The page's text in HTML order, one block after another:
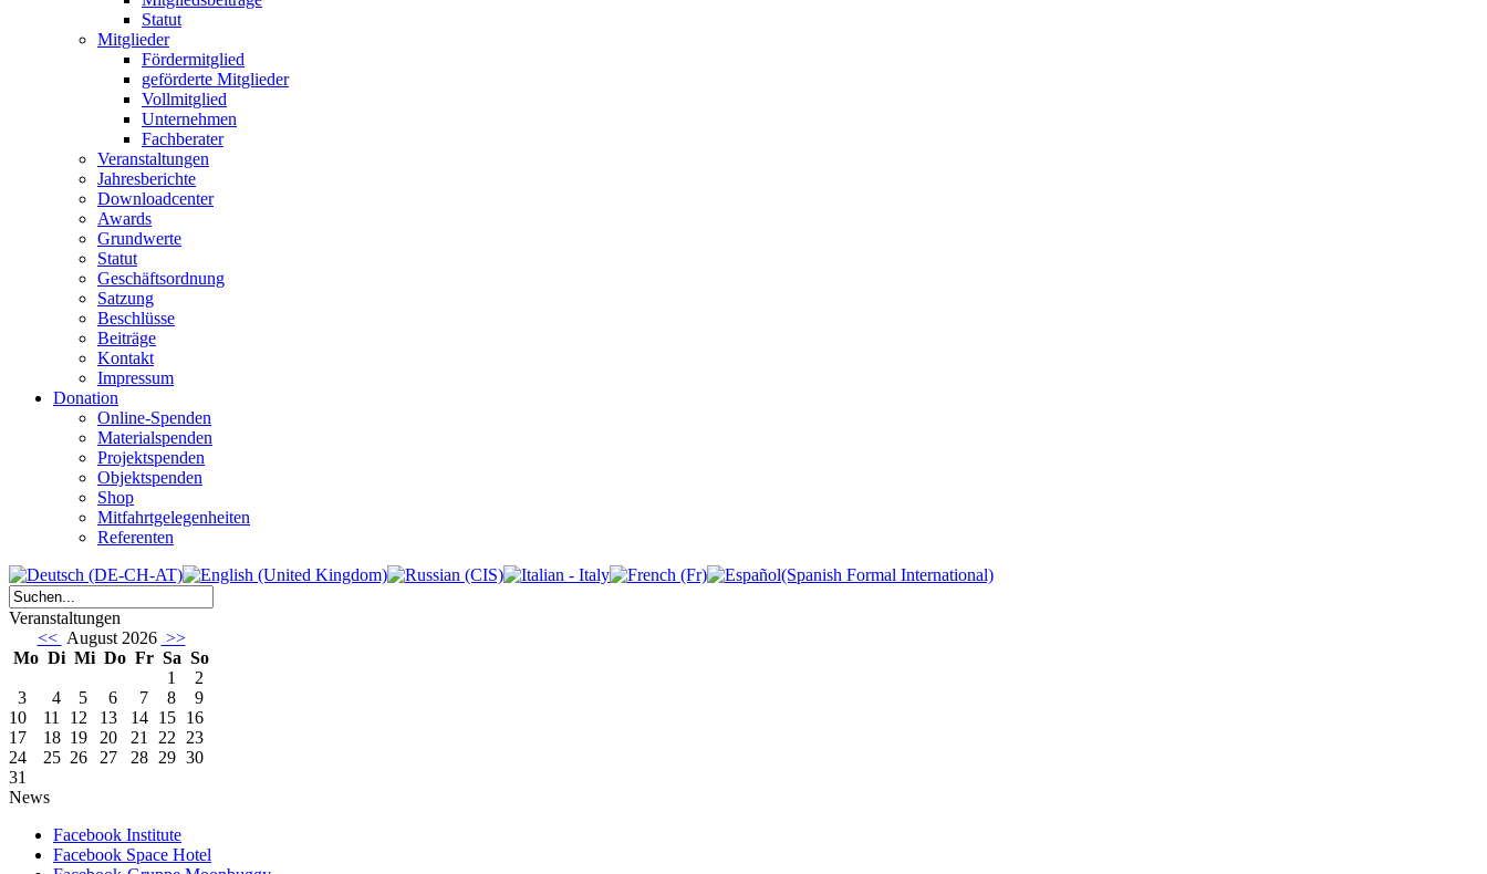
Statut
Mitglieder
Fördermitglied
geförderte Mitglieder
Vollmitglied
Unternehmen
Fachberater
Veranstaltungen
Jahresberichte
Downloadcenter
Awards
Grundwerte
Statut
Geschäftsordnung
Satzung
Beschlüsse
Beiträge
Kontakt
Impressum
Donation
Online-Spenden
Materialspenden
Projektspenden
Objektspenden
Shop
Mitfahrtgelegenheiten
Referenten
Veranstaltungen
<< August 2026 >>
Mo Di Mi Do Fr Sa So
1
2
3
4 5 6 7 8
9
10
11 12 13 14 15 16
17
18 19 20 21 22 23
24
25 26 27 28 29 30
31
News
Facebook Institute
Facebook Space Hotel